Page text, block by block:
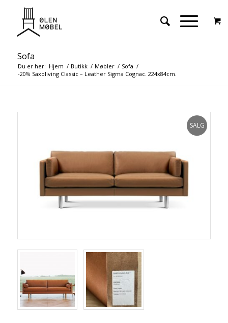
Sofa
Du er her: Hjem / Butikk / Møbler / Sofa /
-20% Saxoliving Classic – Leather Sigma Cognac. 224x84cm.
SALG